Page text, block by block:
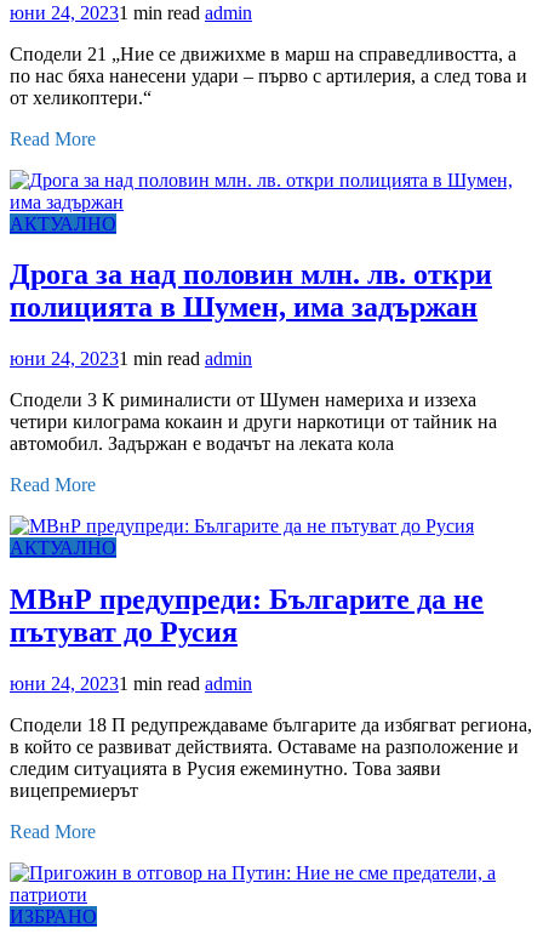
юни 24, 20231 min read admin
Сподели 21 „Ние се движихме в марш на справедливостта, а
по нас бяха нанесени удари – първо с артилерия, а след това и
от хеликоптери.“
Read More
АКТУАЛНО
Дрога за над половин млн. лв. откри
полицията в Шумен, има задържан
юни 24, 20231 min read admin
Сподели 3 К риминалисти от Шумен намериха и иззеха
четири килограма кокаин и други наркотици от тайник на
автомобил. Задържан е водачът на леката кола
Read More
АКТУАЛНО
МВнР предупреди: Българите да не
пътуват до Русия
юни 24, 20231 min read admin
Сподели 18 П редупреждаваме българите да избягват региона,
в който се развиват действията. Оставаме на разположение и
следим ситуацията в Русия ежеминутно. Това заяви
вицепремиерът
Read More
ИЗБРАНО